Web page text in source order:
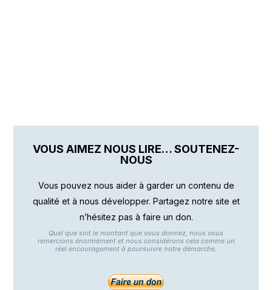
VOUS AIMEZ NOUS LIRE… SOUTENEZ-
NOUS
Vous pouvez nous aider à garder un contenu de
qualité et à nous développer. Partagez notre site et
n’hésitez pas à faire un don.
Quel que soit le montant que vous donnez, nous vous
remercions énormément et nous considérons cela comme un
réel encouragement à poursuivre notre démarche.